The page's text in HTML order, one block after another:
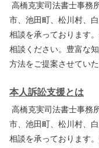
高橋克実司法書士事務
市、池田町、松川村、
相談を承っております
相談ください。豊富な
方法をご提案させてい
本人訴訟支援とは
高橋克実司法書士事務
市、池田町、松川村、
相談を承っております